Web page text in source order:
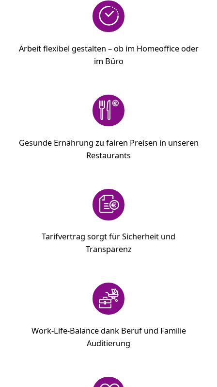
Arbeit flexibel gestalten – ob im Homeoffice oder
im Büro
Gesunde Ernährung zu fairen Preisen in unseren
Restaurants
Tarifvertrag sorgt für Sicherheit und
Transparenz
Work-Life-Balance dank Beruf und Familie
Auditierung